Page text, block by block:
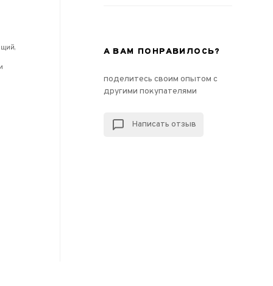
А ВАМ ПОНРАВИЛОСЬ?
поделитесь своим опытом с
другими покупателями
Написать отзыв